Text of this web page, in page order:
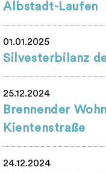
Albstadt-Laufen
01.01.2025
Silvesterbilanz
25.12.2024
Brennender
Kientenstraße
24.12.2024